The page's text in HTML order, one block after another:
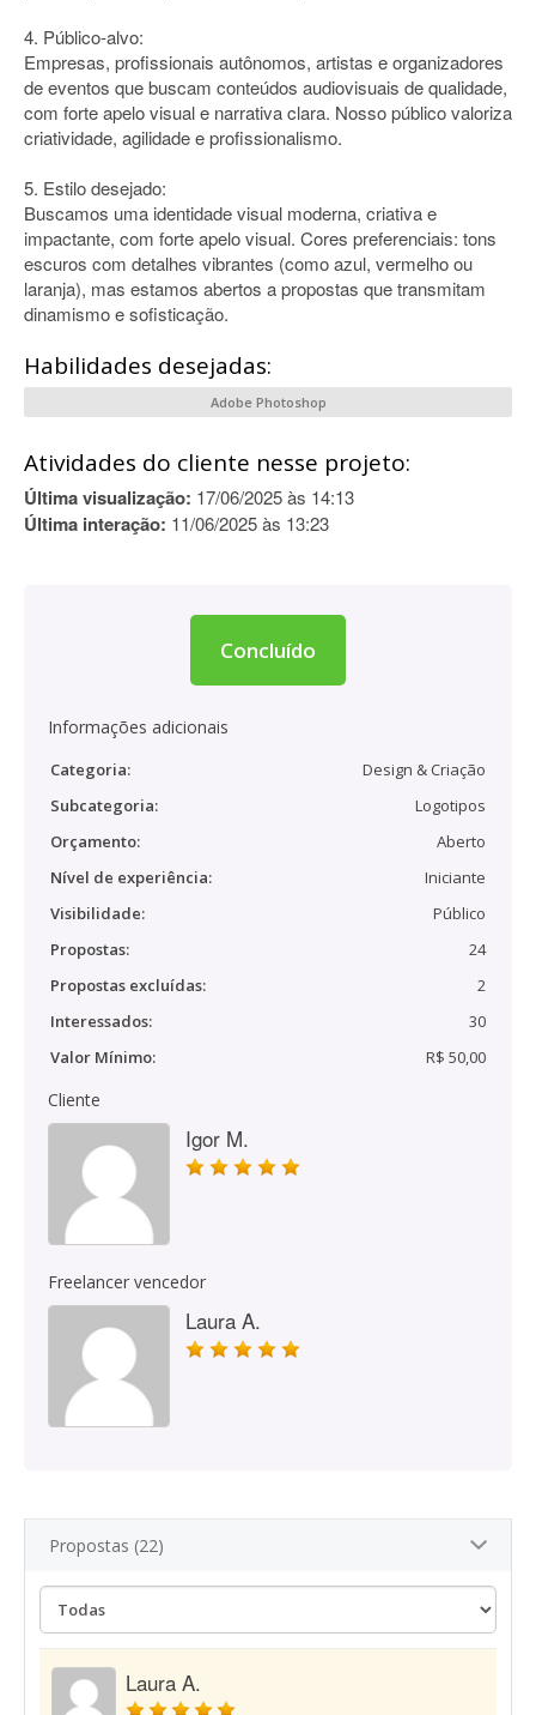
4. Público-alvo:
Empresas, profissionais autônomos, artistas e organizadores
de eventos que buscam conteúdos audiovisuais de qualidade,
com forte apelo visual e narrativa clara. Nosso público valoriza
criatividade, agilidade e profissionalismo.
5. Estilo desejado:
Buscamos uma identidade visual moderna, criativa e
impactante, com forte apelo visual. Cores preferenciais: tons
escuros com detalhes vibrantes (como azul, vermelho ou
laranja), mas estamos abertos a propostas que transmitam
dinamismo e sofisticação.
Habilidades desejadas:
Adobe Photoshop
Atividades do cliente nesse projeto:
Última visualização: 17/06/2025 às 14:13
Última interação: 11/06/2025 às 13:23
Concluído
Informações adicionais
Categoria:
Design & Criação
Subcategoria:
Logotipos
Orçamento:
Aberto
Nível de experiência:
Iniciante
Visibilidade:
Público
Propostas:
24
Propostas excluídas:
2
Interessados:
30
Valor Mínimo:
R$ 50,00
Cliente
Igor M.
Freelancer vencedor
Laura A.
Propostas (22)
Laura A.